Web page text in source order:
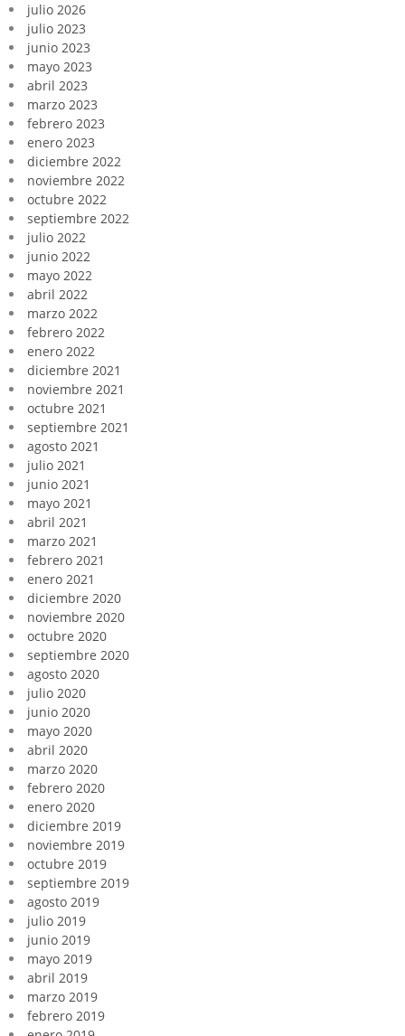
julio 2026
julio 2023
junio 2023
mayo 2023
abril 2023
marzo 2023
febrero 2023
enero 2023
diciembre 2022
noviembre 2022
octubre 2022
septiembre 2022
julio 2022
junio 2022
mayo 2022
abril 2022
marzo 2022
febrero 2022
enero 2022
diciembre 2021
noviembre 2021
octubre 2021
septiembre 2021
agosto 2021
julio 2021
junio 2021
mayo 2021
abril 2021
marzo 2021
febrero 2021
enero 2021
diciembre 2020
noviembre 2020
octubre 2020
septiembre 2020
agosto 2020
julio 2020
junio 2020
mayo 2020
abril 2020
marzo 2020
febrero 2020
enero 2020
diciembre 2019
noviembre 2019
octubre 2019
septiembre 2019
agosto 2019
julio 2019
junio 2019
mayo 2019
abril 2019
marzo 2019
febrero 2019